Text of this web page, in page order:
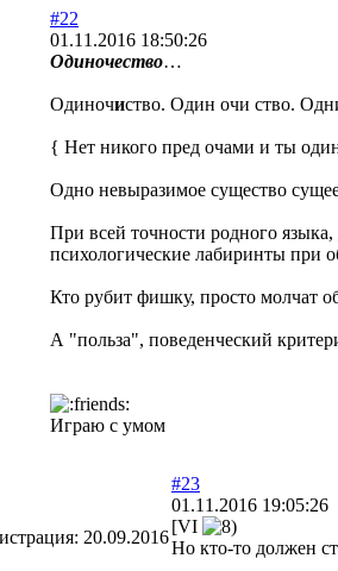
#22
01.11.2016 18:50:26
Одиночество…
Одиночиство. Один очи ство.
{ Нет никого пред очами и ты
Одно невыразимое существо
При всей точности родного
психологические лабиринты при
Кто рубит фишку, просто молчат
А "польза", поведенческий
Играю с умом
20.09.2016
#23
01.11.2016 19:05:26
[VI
Но кто-то должен